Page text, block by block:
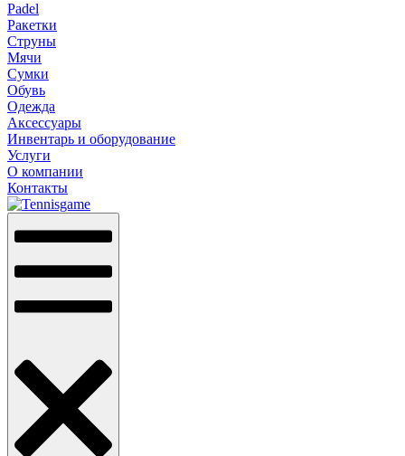
Padel
Ракетки
Струны
Мячи
Сумки
Обувь
Одежда
Аксессуары
Инвентарь и оборудование
Услуги
О компании
Контакты